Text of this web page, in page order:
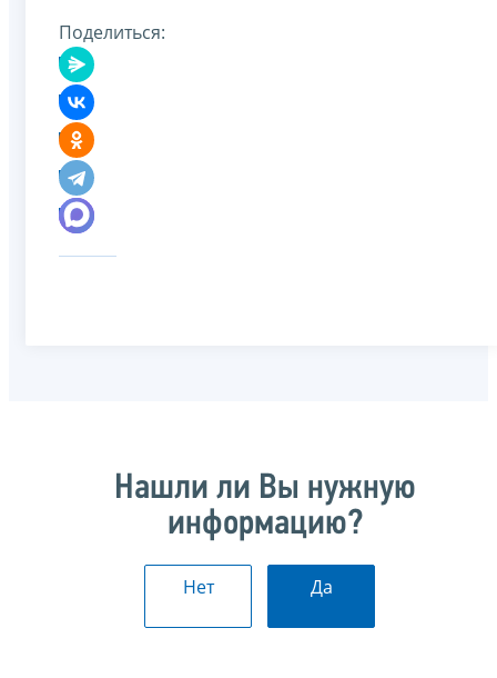
Поделиться:
Нашли ли Вы нужную
информацию?
Нет Да